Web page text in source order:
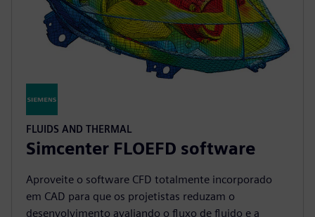
FLUIDS AND THERMAL
Simcenter FLOEFD software
Aproveite o software CFD totalmente incorporado
em CAD para que os projetistas reduzam o
desenvolvimento avaliando o fluxo de fluido e a